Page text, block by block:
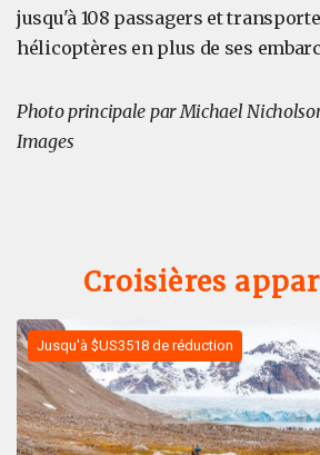
jusqu'à 108 passagers et
hélicoptères en plus de ses
Photo principale par Michael
Images
Croisières
Jusqu'à $US3518 de réduction